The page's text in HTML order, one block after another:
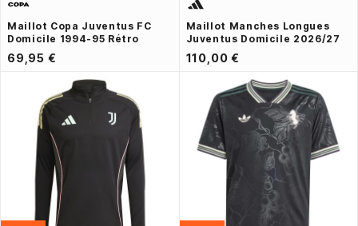
Maillot Copa Juventus FC
Domicile 1994-95 Rétro
69,95 €
Maillot Manches Longues
Juventus Domicile 2026/27
110,00 €